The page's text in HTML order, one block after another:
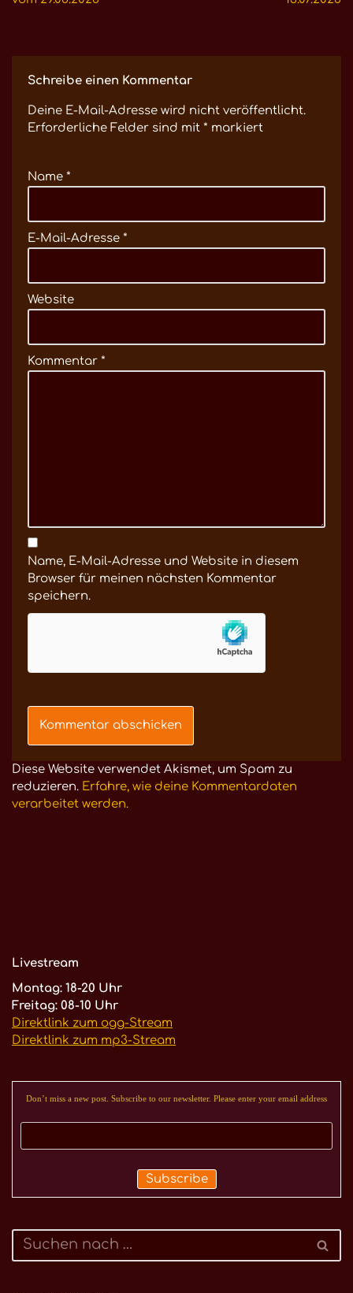
Schreibe einen Kommentar
Deine E-Mail-Adresse wird nicht veröffentlicht.
Erforderliche Felder sind mit * markiert
Name *
E-Mail-Adresse *
Website
Kommentar *
Name, E-Mail-Adresse und Website in diesem
Browser für meinen nächsten Kommentar
speichern.
Diese Website verwendet Akismet, um Spam zu
reduzieren. Erfahre, wie deine Kommentardaten
verarbeitet werden.
Livestream
Montag: 18-20 Uhr
Freitag: 08-10 Uhr
Direktlink zum ogg-Stream
Direktlink zum mp3-Stream
Don’t miss a new post. Subscribe to our newsletter. Please enter your email address